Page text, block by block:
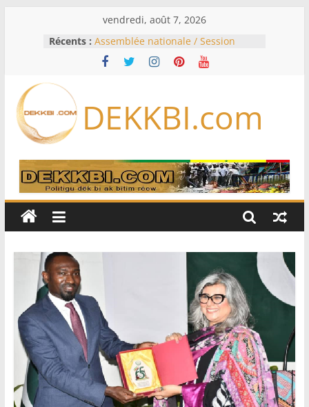
vendredi, août 7, 2026
Récents : Assemblée nationale / Session
extraordinaire: Six commissions
d’enquête à l’ordre du jour ce lundi
Bénin: Patrice Talon élu président
du Sénat, moins de trois mois
Pakistan et la Turquie signent un
accord de défense
RD Congo: Kinshasa interdit les
exportations de cuivre et de cobalt
production
DEKKBI.com